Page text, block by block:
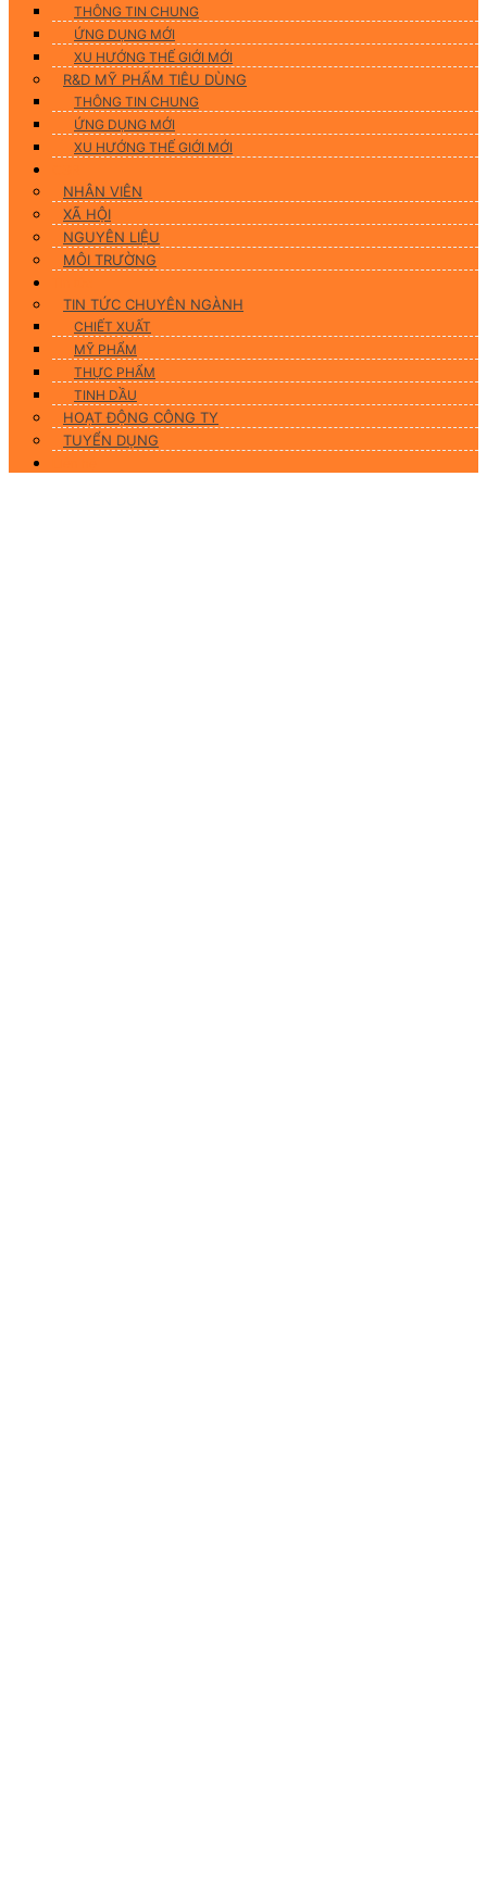
THÔNG TIN CHUNG
ỨNG DỤNG MỚI
XU HƯỚNG THẾ GIỚI MỚI
R&D MỸ PHẨM TIÊU DÙNG
THÔNG TIN CHUNG
ỨNG DỤNG MỚI
XU HƯỚNG THẾ GIỚI MỚI
NHÂN VIÊN
XÃ HỘI
NGUYÊN LIỆU
MÔI TRƯỜNG
TIN TỨC CHUYÊN NGÀNH
CHIẾT XUẤT
MỸ PHẨM
THỰC PHẨM
TINH DẦU
HOẠT ĐỘNG CÔNG TY
TUYỂN DỤNG